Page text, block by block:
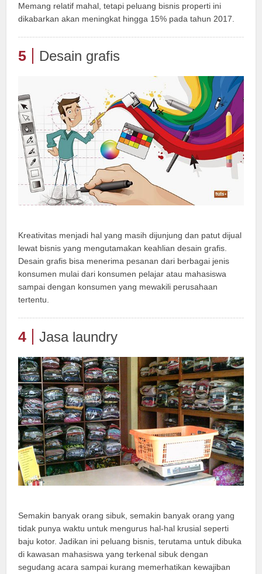
Memang relatif mahal, tetapi peluang bisnis properti ini
dikabarkan akan meningkat hingga 15% pada tahun 2017.
5 Desain grafis
Kreativitas menjadi hal yang masih dijunjung dan patut dijual
lewat bisnis yang mengutamakan keahlian desain grafis.
Desain grafis bisa menerima pesanan dari berbagai jenis
konsumen mulai dari konsumen pelajar atau mahasiswa
sampai dengan konsumen yang mewakili perusahaan
tertentu.
4 Jasa laundry
Semakin banyak orang sibuk, semakin banyak orang yang
tidak punya waktu untuk mengurus hal-hal krusial seperti
baju kotor. Jadikan ini peluang bisnis, terutama untuk dibuka
di kawasan mahasiswa yang terkenal sibuk dengan
segudang acara sampai kurang memerhatikan kewajiban